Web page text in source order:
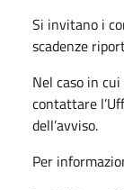
Si invitano i
scadenze
Nel caso in
contattare
dell’avviso.
Per